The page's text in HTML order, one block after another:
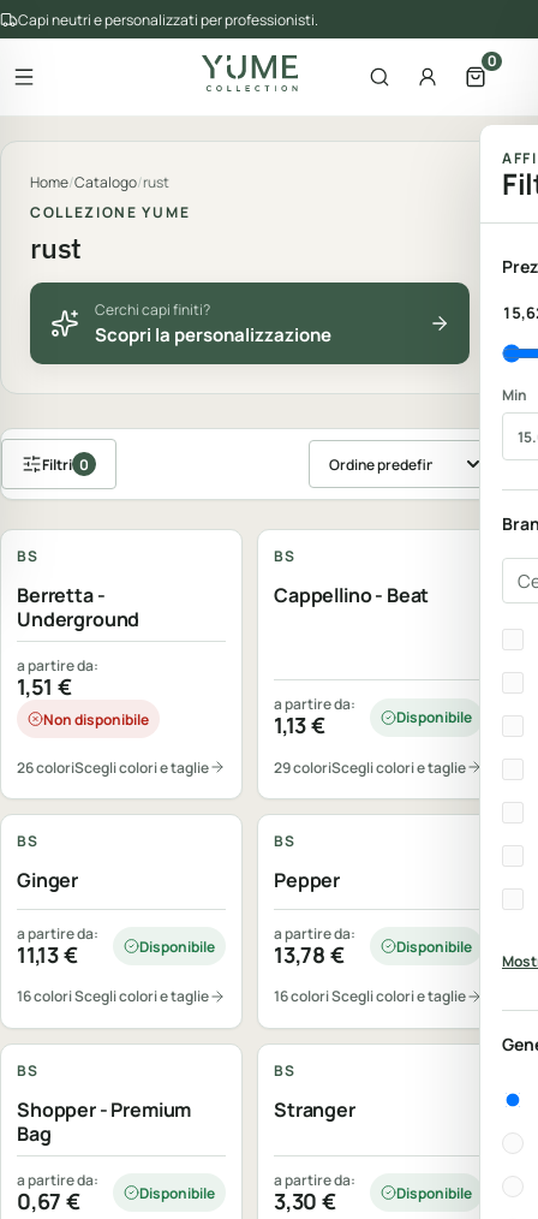
Capi neutri e personalizzati per professionisti.
Apri il menu
del catalogo
Apri la ricerca
AccountApri il
0
Home/Catalogo/rust
COLLEZIONE YUME
rust
Cerchi capi finiti?
Scopri la personalizzazione
Min
Filtri 0 Ordina prodotti
Personalizzabile
BS
Berretta -
Underground
a partire da:
1,51€
Non disponibile
26 coloriScegli colori e taglie
Personalizzabile
BS
Cappellino - Beat
a partire da:
1,13€ Disponibile
29 coloriScegli colori e taglie
BS
Ginger
a partire da:
11,13€ Disponibile
16 coloriScegli colori e taglie
BS
Pepper
a partire da:
13,78 € Disponibile
16 coloriScegli colori e taglie
BS
Shopper - Premium
Bag
a partire da:
0,67€ Disponibile
BS
Stranger
a partire da:
3,30€ Disponibile